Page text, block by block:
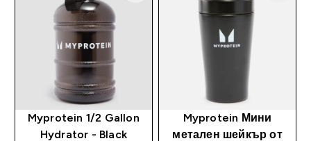
Myprotein 1/2 Gallon
Hydrator - Black
Myprotein Мини
метален шейкър от